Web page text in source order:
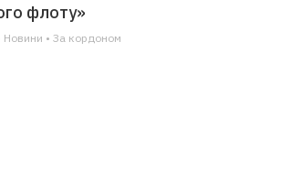
флоту»
Новини • За кордоном